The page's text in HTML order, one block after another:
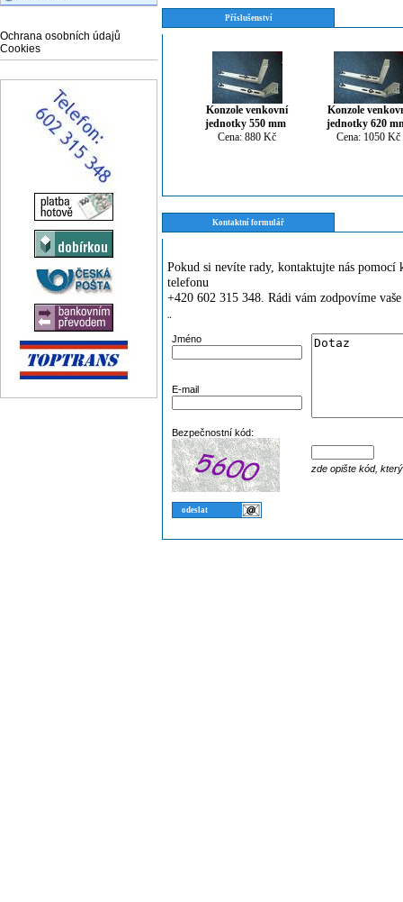
Ochrana osobních údajů
Cookies
Příslušenství
Konzole venkovní
jednotky 550 mm
Cena: 880 Kč
Konzole
jednotky 620
Cena: 1050 Kč
Kontaktní formulář
Pokud si nevíte rady, kontaktujte nás
telefonu
+420 602 315 348. Rádi vám zodpovíme
¨
Jméno
E-mail
Bezpečnostní kód:
zde opište kód,